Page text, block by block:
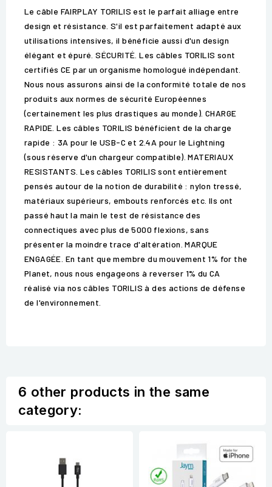
Le câble FAIRPLAY TORILIS est le parfait alliage entre
design et résistance. S'il est parfaitement adapté aux
utilisations intensives, il bénéficie aussi d'un design
élégant et épuré. SÉCURITÉ. Les câbles TORILIS sont
certifiés CE par un organisme homologué indépendant.
Nous nous assurons ainsi de la conformité totale de nos
produits aux normes de sécurité Européennes
(certainement les plus drastiques au monde). CHARGE
RAPIDE. Les câbles TORILIS bénéficient de la charge
rapide : 3A pour le USB-C et 2.4A pour le Lightning
(sous réserve d'un chargeur compatible). MATERIAUX
RESISTANTS. Les câbles TORILIS sont entièrement
pensés autour de la notion de durabilité : nylon tressé,
matériaux supérieurs, embouts renforcés etc. Ils ont
passé haut la main le test de résistance des
connectiques avec plus de 5000 flexions, sans
présenter la moindre trace d'altération. MARQUE
ENGAGÉE. En tant que membre du mouvement 1% for the
Planet, nous nous engageons à reverser 1% du CA
réalisé via nos câbles TORILIS à des actions de défense
de l'environnement.
6 other products in the same
category: